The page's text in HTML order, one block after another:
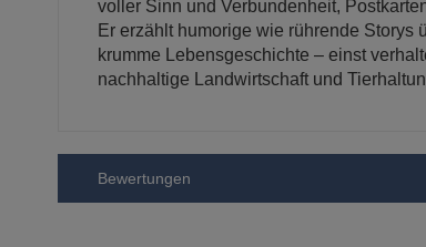
voller Sinn und Verbundenheit,
Er erzählt humorige wie rührende Storys
krumme Lebensgeschichte – einst
nachhaltige Landwirtschaft und
Bewertungen